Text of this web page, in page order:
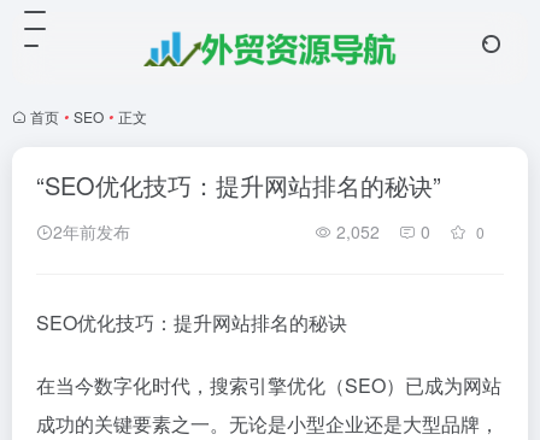
首页 • SEO • 正文
“SEO优化技巧：提升网站排名的秘诀”
2年前发布 2,052 0 0
SEO优化技巧：提升网站排名的秘诀
在当今数字化时代，搜索引擎优化（SEO）已成为网站
成功的关键要素之一。无论是小型企业还是大型品牌，